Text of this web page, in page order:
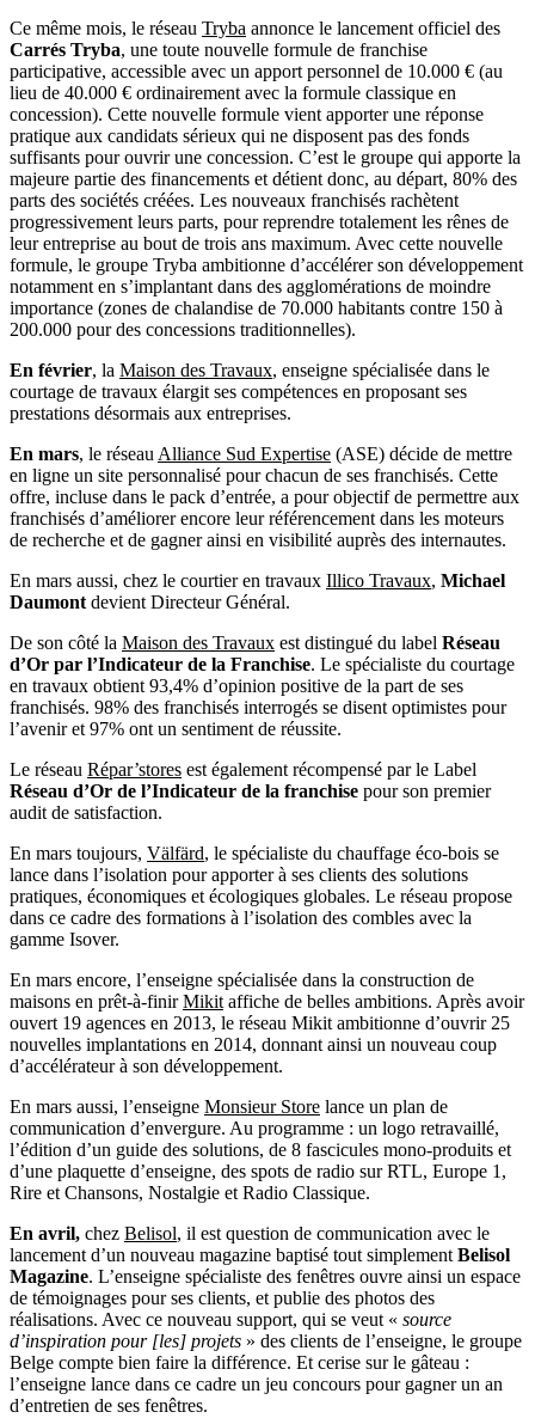
Ce même mois, le réseau Tryba annonce le lancement officiel des
Carrés Tryba, une toute nouvelle formule de franchise
participative, accessible avec un apport personnel de 10.000 € (au
lieu de 40.000 € ordinairement avec la formule classique en
concession). Cette nouvelle formule vient apporter une réponse
pratique aux candidats sérieux qui ne disposent pas des fonds
suffisants pour ouvrir une concession. C’est le groupe qui apporte la
majeure partie des financements et détient donc, au départ, 80% des
parts des sociétés créées. Les nouveaux franchisés rachètent
progressivement leurs parts, pour reprendre totalement les rênes de
leur entreprise au bout de trois ans maximum. Avec cette nouvelle
formule, le groupe Tryba ambitionne d’accélérer son développement
notamment en s’implantant dans des agglomérations de moindre
importance (zones de chalandise de 70.000 habitants contre 150 à
200.000 pour des concessions traditionnelles).
En février, la Maison des Travaux, enseigne spécialisée dans le
courtage de travaux élargit ses compétences en proposant ses
prestations désormais aux entreprises.
En mars, le réseau Alliance Sud Expertise (ASE) décide de mettre
en ligne un site personnalisé pour chacun de ses franchisés. Cette
offre, incluse dans le pack d’entrée, a pour objectif de permettre aux
franchisés d’améliorer encore leur référencement dans les moteurs
de recherche et de gagner ainsi en visibilité auprès des internautes.
En mars aussi, chez le courtier en travaux Illico Travaux, Michael
Daumont devient Directeur Général.
De son côté la Maison des Travaux est distingué du label Réseau
d’Or par l’Indicateur de la Franchise. Le spécialiste du courtage
en travaux obtient 93,4% d’opinion positive de la part de ses
franchisés. 98% des franchisés interrogés se disent optimistes pour
l’avenir et 97% ont un sentiment de réussite.
Le réseau Répar’stores est également récompensé par le Label
Réseau d’Or de l’Indicateur de la franchise pour son premier
audit de satisfaction.
En mars toujours, Välfärd, le spécialiste du chauffage éco-bois se
lance dans l’isolation pour apporter à ses clients des solutions
pratiques, économiques et écologiques globales. Le réseau propose
dans ce cadre des formations à l’isolation des combles avec la
gamme Isover.
En mars encore, l’enseigne spécialisée dans la construction de
maisons en prêt-à-finirMikit affiche de belles ambitions. Après avoir
ouvert 19 agences en 2013, le réseau Mikit ambitionne d’ouvrir 25
nouvelles implantations en 2014, donnant ainsi un nouveau coup
d’accélérateur à son développement.
En mars aussi, l’enseigne Monsieur Store lance un plan de
communication d’envergure. Au programme : un logo retravaillé,
l’édition d’un guide des solutions, de 8 fascicules mono-produits et
d’une plaquette d’enseigne, des spots de radio sur RTL, Europe 1,
Rire et Chansons, Nostalgie et Radio Classique.
En avril, chez Belisol, il est question de communication avec le
lancement d’un nouveau magazine baptisé tout simplement Belisol
Magazine. L’enseigne spécialiste des fenêtres ouvre ainsi un espace
de témoignages pour ses clients, et publie des photos des
réalisations. Avec ce nouveau support, qui se veut « source
d’inspiration pour [les] projets » des clients de l’enseigne, le groupe
Belge compte bien faire la différence. Et cerise sur le gâteau :
l’enseigne lance dans ce cadre un jeu concours pour gagner un an
d’entretien de ses fenêtres.